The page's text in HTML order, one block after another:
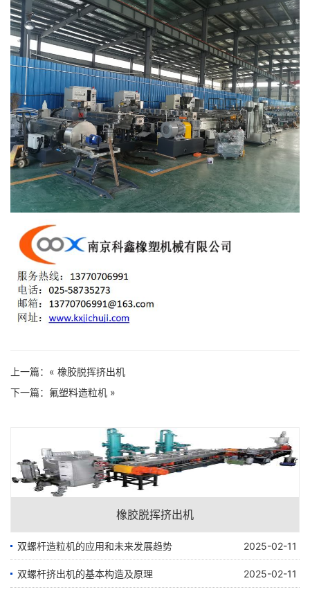
上一篇：« 橡胶脱挥挤出机
下一篇： 氟塑料造粒机 »
橡胶脱挥挤出机
双螺杆造粒机的应用和未来发展趋势 2025-02-11
双螺杆挤出机的基本构造及原理 2025-02-11